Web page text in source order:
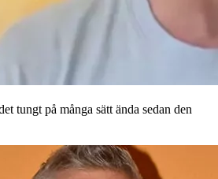
tungt på många sätt ända sedan den